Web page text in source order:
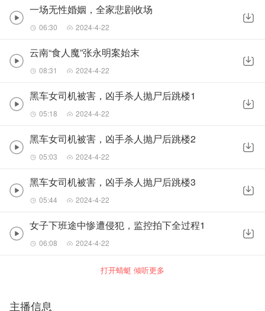
一场无性婚姻，全家悲剧收场
06:30 2024-4-22
云南“食人魔”张永明案始末
08:31 2024-4-22
黑车女司机被害，凶手杀人抛尸后跳楼1
05:18 2024-4-22
黑车女司机被害，凶手杀人抛尸后跳楼2
05:03 2024-4-22
黑车女司机被害，凶手杀人抛尸后跳楼3
05:44 2024-4-22
女子下班途中惨遭侵犯，监控拍下全过程1
06:08 2024-4-22
打开蜻蜓 倾听更多
主播信息